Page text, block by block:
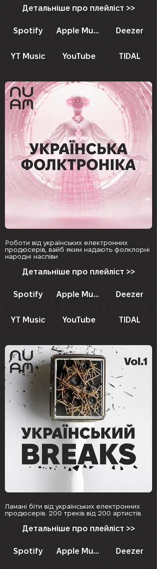
Детальніше про плейліст >>
Spotify Apple Music Deezer
YT Music YouTube TIDAL
Роботи від українських електронних
продюсерів, вайб яким надають фолклорні
народні наспіви
Детальніше про плейліст >>
Spotify Apple Music Deezer
YT Music YouTube TIDAL
Ламані біти від українських електронних
продюсерів. 200 треків від 200 артистів.
Детальніше про плейліст >>
Spotify Apple Music Deezer